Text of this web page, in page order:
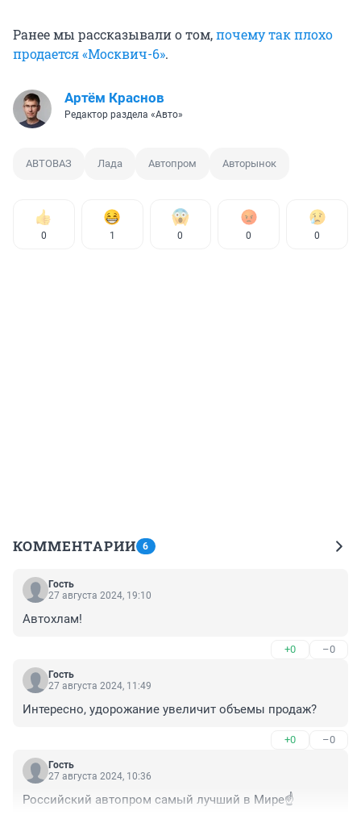
Ранее мы рассказывали о том,почему так плохо
продается «Москвич-6».
Артём Краснов
Редактор раздела «Авто»
АВТОВАЗ Лада Автопром Авторынок
0 1 0 0 0
КОММЕНТАРИИ 6
Гость
27 августа 2024, 19:10
Автохлам!
+0 –0
Гость
27 августа 2024, 11:49
Интересно, удорожание увеличит объемы продаж?
+0 –0
Гость
27 августа 2024, 10:36
Российский автопром самый лучший в Мире☝️